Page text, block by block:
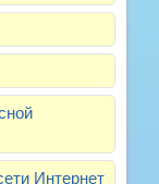
Интернет